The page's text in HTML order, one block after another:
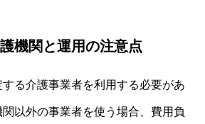
機関と運用の注意点
る介護事業者を利用する必要があ
以外の事業者を使う場合、費用負